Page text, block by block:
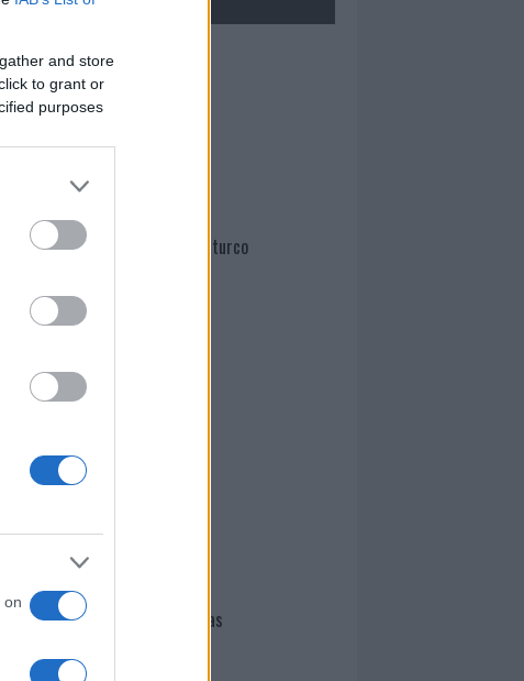
and store
to grant or
purposes
on
Mario Malu
Paolo Pinna
Martina Agostina Diturco
Giovannimaria Cabras